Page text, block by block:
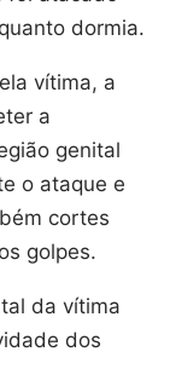
dormia.
vítima, a
a
genital
o ataque e
cortes
golpes.
da vítima
dos